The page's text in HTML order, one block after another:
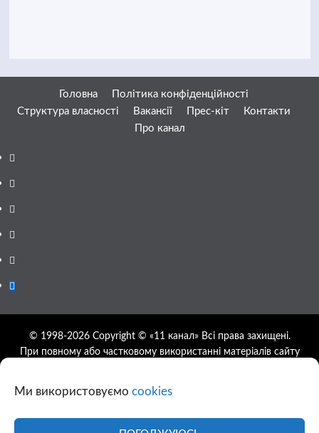
Ми використовуємо cookies
Головна
Політика конфіденційності
Структура власності
Вакансії Прес-кіт
Контакти
Про канал
Facebook
YouTube
Telegram
Instagram
Twitter
Google
© 1998-2026 Copyright © «11 канал» Всі права захищені.
При повному або частковому використанні матеріалів сайту
дозволяється за умови посилання на джерело та прямого